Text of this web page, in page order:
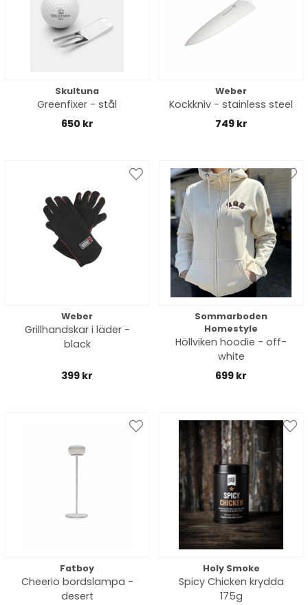
Skultuna
Greenfixer - stål
650 kr
Weber
Kockkniv - stainless steel
749 kr
Weber
Grillhandskar i läder -
black
399 kr
Sommarboden
Homestyle
Höllviken hoodie - off-
white
699 kr
Fatboy
Cheerio bordslampa -
desert
Holy Smoke
Spicy Chicken krydda
175g